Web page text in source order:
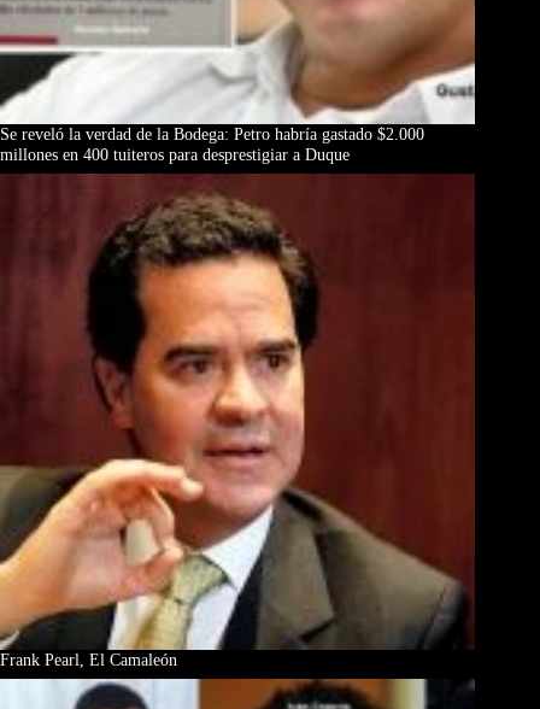
Se reveló la verdad de la Bodega: Petro habría gastado $2.000
millones en 400 tuiteros para desprestigiar a Duque
Frank Pearl, El Camaleón